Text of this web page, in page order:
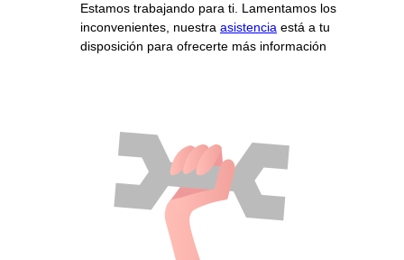
Estamos trabajando para ti. Lamentamos los
inconvenientes, nuestra asistencia está a tu
disposición para ofrecerte más información